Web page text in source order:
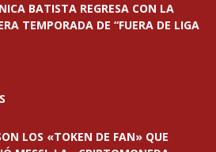
BATISTA REGRESA CON LA
TEMPORADA DE “FUERA DE LIGA
LOS «TOKEN DE FAN» QUE